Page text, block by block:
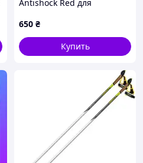
Antishock Red для
8X06009B3
650 ₴
Купить